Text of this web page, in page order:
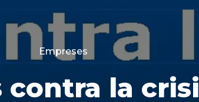
Categories
Empreses
contra la crisi